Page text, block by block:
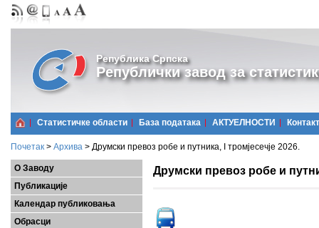
Република Српска
Републички завод за
Статистичке области Базa података АКТУЕЛНОСТИ Контакт
Почетак > Архива > Друмски превоз робе и путника, I тромјесечје 2026.
О Заводу
Публикације
Календар публиковања
Обрасци
Друмски превоз робе и